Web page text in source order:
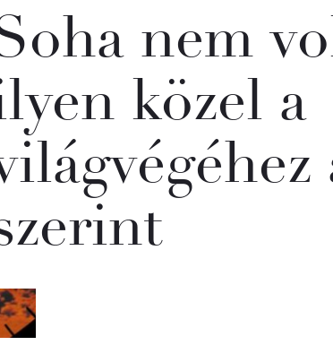
nem
közel a